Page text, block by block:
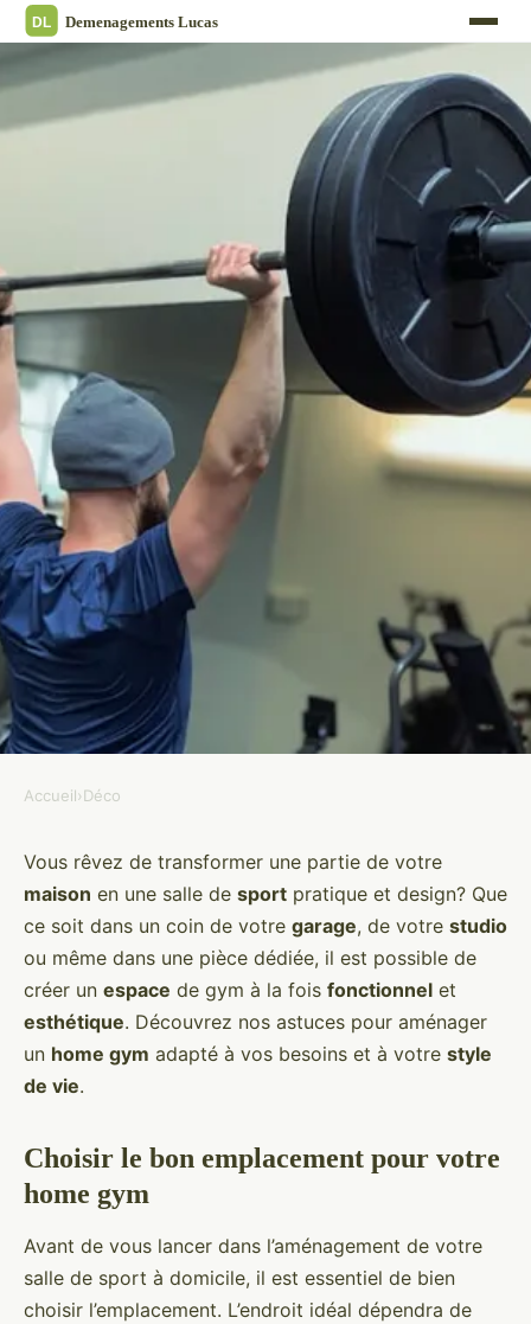
Quelles idées pour un espace de
gym à domicile fonctionnel et
esthétique?
Ismaël •1 septembre 2024•6 min de lecture
Accueil›Déco
Vous rêvez de transformer une partie de votre
maison en une salle de sport pratique et design? Que
ce soit dans un coin de votre garage, de votre studio
ou même dans une pièce dédiée, il est possible de
créer un espace de gym à la fois fonctionnel et
esthétique. Découvrez nos astuces pour aménager
un home gym adapté à vos besoins et à votre style
de vie.
Choisir le bon emplacement pour votre
home gym
Avant de vous lancer dans l’aménagement de votre
salle de sport à domicile, il est essentiel de bien
choisir l’emplacement. L’endroit idéal dépendra de